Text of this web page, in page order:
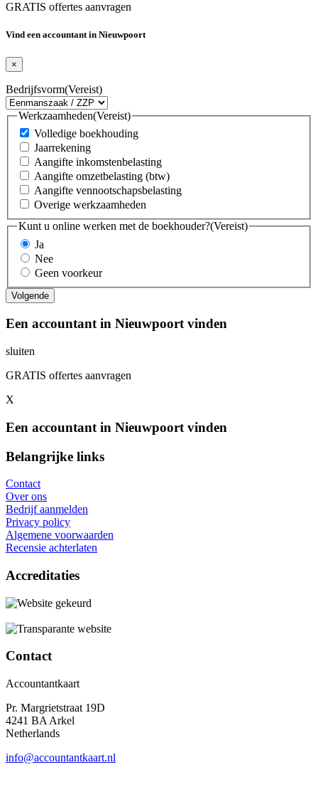
GRATIS offertes aanvragen
Vind een accountant in Nieuwpoort
×
Bedrijfsvorm(Vereist)
Werkzaamheden(Vereist)
Volledige boekhouding
Jaarrekening
Aangifte inkomstenbelasting
Aangifte omzetbelasting (btw)
Aangifte vennootschapsbelasting
Overige werkzaamheden
Kunt u online werken met de boekhouder?(Vereist)
Ja
Nee
Geen voorkeur
Een accountant in Nieuwpoort vinden
sluiten
GRATIS offertes aanvragen
X
Een accountant in Nieuwpoort vinden
Belangrijke links
Contact
Over ons
Bedrijf aanmelden
Privacy policy
Algemene voorwaarden
Recensie achterlaten
Accreditaties
Contact
Accountantkaart
Pr. Margrietstraat 19D
4241 BA Arkel
Netherlands
info@accountantkaart.nl